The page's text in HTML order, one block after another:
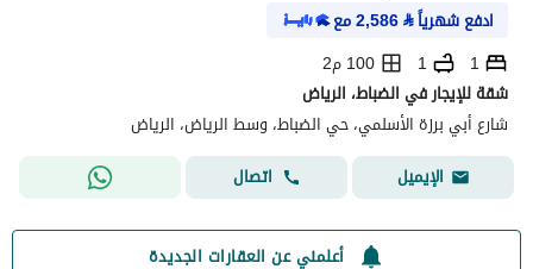
ادفع شهرياً⃁
2,586مع
1
1
100 م2
شقة للإيجار في الضباط، الرياض
شارع أبي برزة الأسلمي، حي الضباط، وسط الرياض، الرياض
الإيميل
اتصال
أعلمني عن العقارات الجديدة